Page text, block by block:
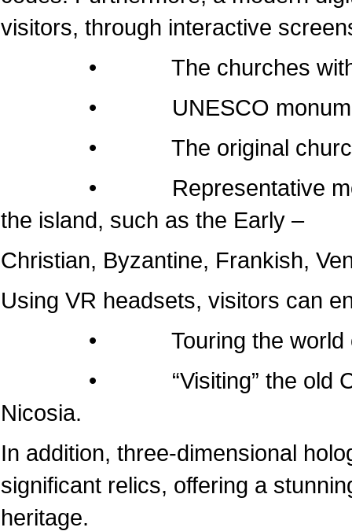
visitors, through interactive
• The churches within
• UNESCO
• The original churches
• Representative
the island, such as the Early –
Christian, Byzantine, Frankish,
Using VR headsets, visitors can
• Touring the world of
• “Visiting” the old
Nicosia.
In addition, three-dimensional
significant relics, offering a
heritage.